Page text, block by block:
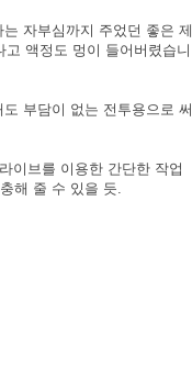
자부심까지 주었던 좋은 제
액정도 멍이 들어버렸습니
부담이 없는 전투용으로 써
이브를 이용한 간단한 작업
해 줄 수 있을 듯.